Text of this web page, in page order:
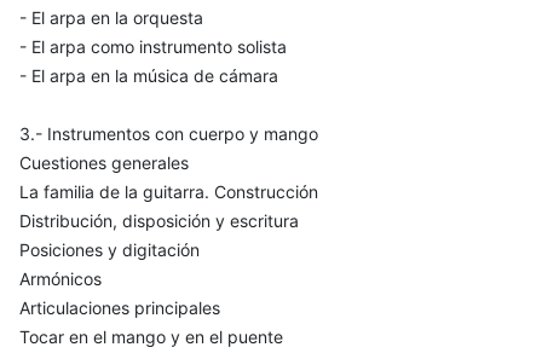
- El arpa en la orquesta
- El arpa como instrumento solista
- El arpa en la música de cámara
3.- Instrumentos con cuerpo y mango
Cuestiones generales
La familia de la guitarra. Construcción
Distribución, disposición y escritura
Posiciones y digitación
Armónicos
Articulaciones principales
Tocar en el mango y en el puente